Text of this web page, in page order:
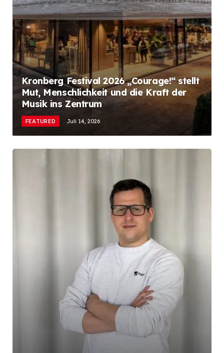
Kronberg Festival 2026 „Courage!“ stellt
Mut, Menschlichkeit und die Kraft der
Musik ins Zentrum
FEATURED Juli 14, 2026